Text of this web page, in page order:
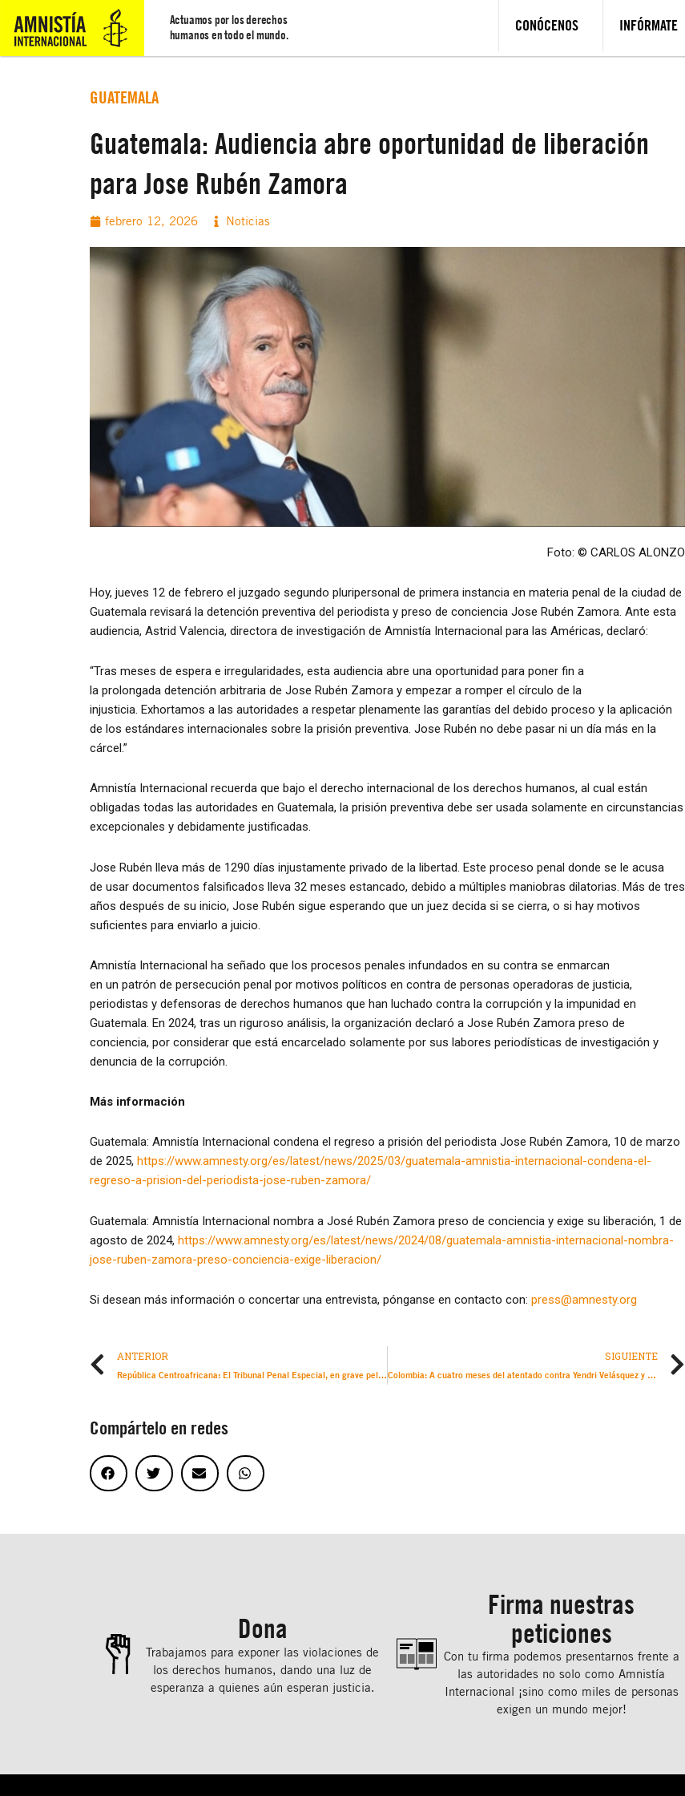
Actuamos por los derechos
humanos en todo el mundo.
CONÓCENOS INFÓRMATE
GUATEMALA
Guatemala: Audiencia abre oportunidad de liberación
para Jose Rubén Zamora
febrero 12, 2026 Noticias
Foto: © CARLOS ALONZO
Hoy, jueves 12 de febrero el juzgado segundo pluripersonal de primera instancia en materia penal de la ciudad de
Guatemala revisará la detención preventiva del periodista y preso de conciencia Jose Rubén Zamora. Ante esta
audiencia, Astrid Valencia, directora de investigación de Amnistía Internacional para las Américas, declaró:
“Tras meses de espera e irregularidades, esta audiencia abre una oportunidad para poner fin a
la prolongada detención arbitraria de Jose Rubén Zamora y empezar a romper el círculo de la
injusticia. Exhortamos a las autoridades a respetar plenamente las garantías del debido proceso y la aplicación
de los estándares internacionales sobre la prisión preventiva. Jose Rubén no debe pasar ni un día más en la
cárcel.”
Amnistía Internacional recuerda que bajo el derecho internacional de los derechos humanos, al cual están
obligadas todas las autoridades en Guatemala, la prisión preventiva debe ser usada solamente en circunstancias
excepcionales y debidamente justificadas.
Jose Rubén lleva más de 1290 días injustamente privado de la libertad. Este proceso penal donde se le acusa
de usar documentos falsificados lleva 32 meses estancado, debido a múltiples maniobras dilatorias. Más de tres
años después de su inicio, Jose Rubén sigue esperando que un juez decida si se cierra, o si hay motivos
suficientes para enviarlo a juicio.
Amnistía Internacional ha señado que los procesos penales infundados en su contra se enmarcan
en un patrón de persecución penal por motivos políticos en contra de personas operadoras de justicia,
periodistas y defensoras de derechos humanos que han luchado contra la corrupción y la impunidad en
Guatemala. En 2024, tras un riguroso análisis, la organización declaró a Jose Rubén Zamora preso de
conciencia, por considerar que está encarcelado solamente por sus labores periodísticas de investigación y
denuncia de la corrupción.
Más información
Guatemala: Amnistía Internacional condena el regreso a prisión del periodista Jose Rubén Zamora, 10 de marzo
de 2025, https://www.amnesty.org/es/latest/news/2025/03/guatemala-amnistia-internacional-condena-el-
regreso-a-prision-del-periodista-jose-ruben-zamora/
Guatemala: Amnistía Internacional nombra a José Rubén Zamora preso de conciencia y exige su liberación, 1 de
agosto de 2024, https://www.amnesty.org/es/latest/news/2024/08/guatemala-amnistia-internacional-nombra-
jose-ruben-zamora-preso-conciencia-exige-liberacion/
Si desean más información o concertar una entrevista, pónganse en contacto con: press@amnesty.org
ANTERIOR
República Centroafricana: El Tribunal Penal Especial, en grave peligro de clausura en 2026 por falta de financiación
SIGUIENTE
Colombia: A cuatro meses del atentado contra Yendri Velásquez y Luis Peche, la justicia sigue pendiente
Compártelo en redes
Dona
Trabajamos para exponer las violaciones de
los derechos humanos, dando una luz de
esperanza a quienes aún esperan justicia.
Firma nuestras
peticiones
Con tu ﬁrma podemos presentarnos frente a
las autoridades no solo como Amnistía
Internacional ¡sino como miles de personas
exigen un mundo mejor!